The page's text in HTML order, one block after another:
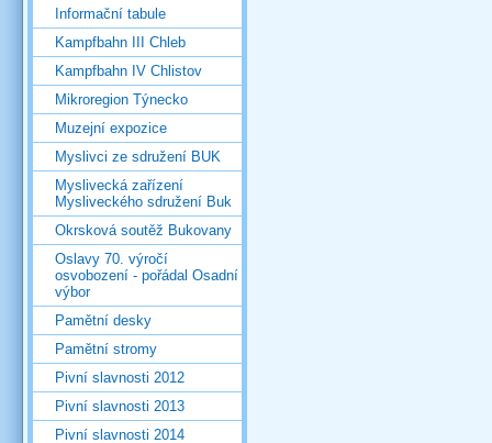
Informační tabule
Kampfbahn III Chleb
Kampfbahn IV Chlistov
Mikroregion Týnecko
Muzejní expozice
Myslivci ze sdružení BUK
Myslivecká zařízení
Mysliveckého sdružení Buk
Okrsková soutěž Bukovany
Oslavy 70. výročí
osvobození - pořádal Osadní
výbor
Pamětní desky
Pamětní stromy
Pivní slavnosti 2012
Pivní slavnosti 2013
Pivní slavnosti 2014